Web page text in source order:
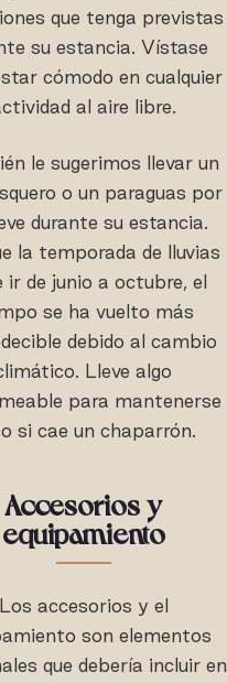
que tenga previstas
su estancia. Vístase
cómodo en cualquier
al aire libre.
le sugerimos llevar un
o un paraguas por
durante su estancia.
la temporada de lluvias
ir de junio a octubre, el
se ha vuelto más
debido al cambio
Lleve algo
para mantenerse
si cae un chaparrón.
Accesorios y
equipamiento
Los accesorios y el
son elementos
que debería incluir en